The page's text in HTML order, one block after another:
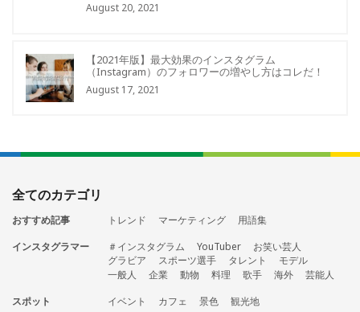
August 20, 2021
【2021年版】最大効果のインスタグラム
（Instagram）のフォロワーの増やし方はコレだ！
August 17, 2021
全てのカテゴリ
おすすめ記事 トレンド マーケティング
用語集
インスタグラマー
＃インスタグラム YouTuber
お笑い芸人
グラビア
スポーツ選手 タレント
モデル
一般人
企業 動物 料理 歌手 海外
芸能人
スポット
イベント カフェ 景色 観光地